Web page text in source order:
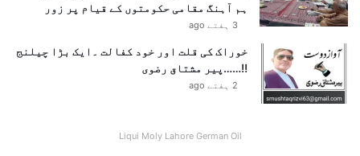
ہم آہنگ مقامی حکومتوں کے قیام پر زور
3 ہفتے ago
خوراک کی قلت اور خود کفالت ۔ایک بڑا چیلنج
!!……پیر مشتاق رضوی
2 ہفتے ago
Liqui Moly Lahore German Oil